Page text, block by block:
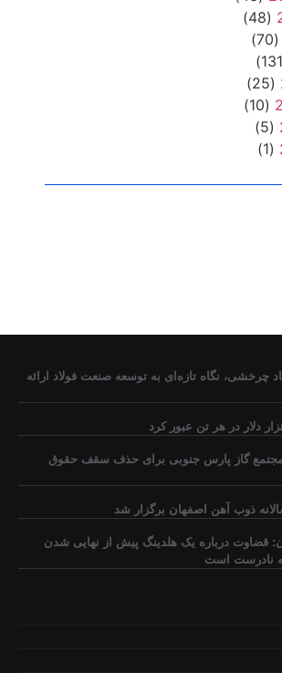
(48)
(70)
(25)
(10)
(5)
(1)
چرخشی، نگاه تازه‌ای به توسعه صنعت فولاد ارائه
گاز پارس جنوبی برای حذف سقف حقوق
ذوب آهن اصفهان برگزار شد
قضاوت درباره یک هلدینگ پیش از نهایی شدن
نادرست است